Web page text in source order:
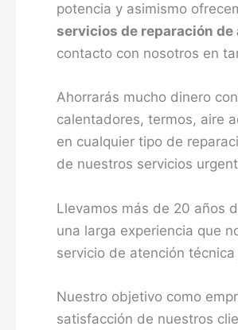
potencia y asimismo
servicios de reparación
contacto con nosotros en
Ahorrarás mucho dinero
calentadores, termos, aire
en cualquier tipo de
de nuestros servicios
Llevamos más de 20 años
una larga experiencia que
servicio de atención
Nuestro objetivo como
satisfacción de nuestros